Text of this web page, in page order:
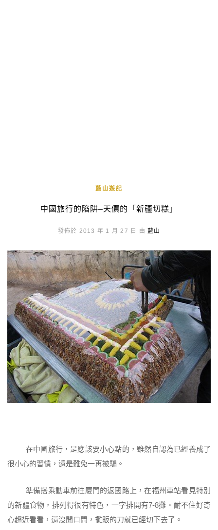
藍山遊記
中國旅行的陷阱–天價的「新疆切糕」
發佈於 2013 年 1 月 27 日 由 藍山
在中國旅行，是應該要小心點的，雖然自認為已經養成了
很小心的習慣，還是難免一再被騙。
準備搭乘動車前往廈門的返國路上，在福州車站看見特別
的新疆食物，排列得很有特色，一字排開有7-8攤。耐不住好奇
心趨近看看，還沒開口問，攤販的刀就已經切下去了。